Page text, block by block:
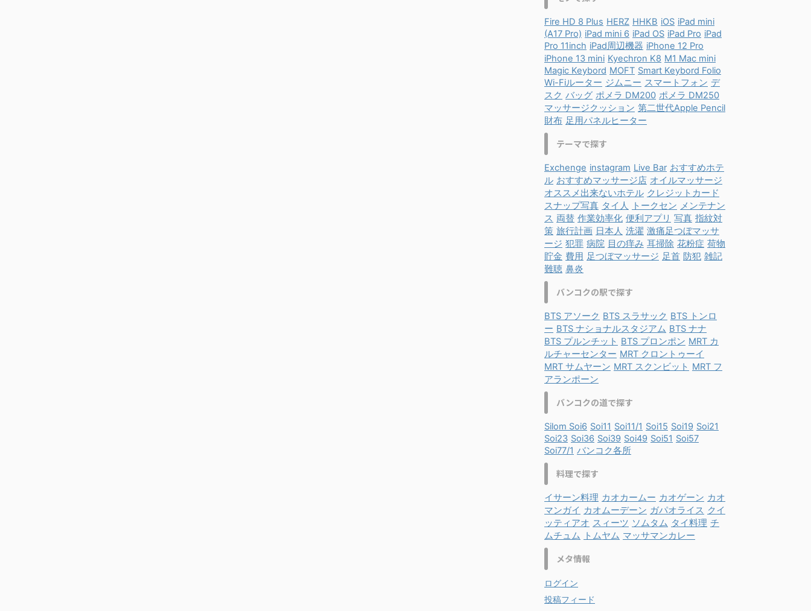
Fire HD 8 Plus HERZ HHKB iOS iPad mini
(A17 Pro) iPad mini 6 iPad OS iPad Pro iPad
Pro 11inch iPad周辺機器 iPhone 12 Pro
iPhone 13 mini Kyechron K8 M1 Mac mini
Magic Keybord MOFT Smart Keybord Folio
Wi-Fiルーター ジムニー スマートフォン デ
スク バッグ ポメラ DM200 ポメラ DM250
マッサージクッション 第二世代Apple Pencil
財布 足用パネルヒーター
テーマで探す
Exchenge instagram Live Bar おすすめホテ
ル おすすめマッサージ店 オイルマッサージ
オススメ出来ないホテル クレジットカード
スナップ写真 タイ人 トークセン メンテナン
ス 両替 作業効率化 便利アプリ 写真 指紋対
策 旅行計画 日本人 洗濯 激痛足つぼマッサ
ージ 犯罪 病院 目の痒み 耳掃除 花粉症 荷物
貯金 費用 足つぼマッサージ 足首 防犯 雑記
難聴 鼻炎
バンコクの駅で探す
BTS アソーク BTS スラサック BTS トンロ
ー BTS ナショナルスタジアム BTS ナナ
BTS プルンチット BTS プロンポン MRT カ
ルチャーセンター MRT クロントゥーイ
MRT サムヤーン MRT スクンビット MRT フ
アランポーン
バンコクの道で探す
Silom Soi6 Soi11 Soi11/1 Soi15 Soi19 Soi21
Soi23 Soi36 Soi39 Soi49 Soi51 Soi57
Soi77/1 バンコク各所
料理で探す
イサーン料理 カオカームー カオゲーン カオ
マンガイ カオムーデーン ガパオライス クイ
ッティアオ スィーツ ソムタム タイ料理 チ
ムチュム
トムヤム マッサマンカレー
メタ情報
ログイン
投稿フィード